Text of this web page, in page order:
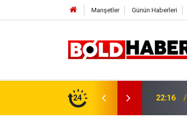
Manşetler Günün Haberleri
24 19:32